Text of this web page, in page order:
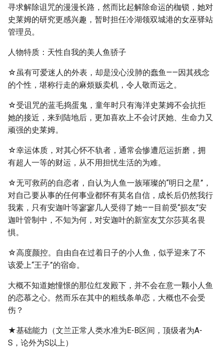
寻求解除诅咒的漫漫长路，然而比起解除命运的枷锁，她对
史莱姆的研究更感兴趣，暂时担任冷湖领双城港的女巫驿站
管理员。
人物特质：天性自我的美人鱼骄子
☆虽有可爱迷人的外表，却是没心没肺的蠢鱼——因其残念
的个性，堪称行走的麻烦贩卖机，令人敬而远之。
☆受诅咒的蓝毛捣蛋鬼，童年时只有海洋史莱姆不会抗拒
她的接近，来到陆地后，更加喜欢上不会讨厌她、生命力又
顽强的史莱姆。
☆幸运体质，对其心怀不轨者，通常会惨遭厄运折磨，拥
有超人一等的财运，从不用担忧生活的为难。
☆无可救药的自恋者，自认为人鱼一族璀璨的“明日之星”，
对自己要从事的任何事业都怀有莫名自信，成长后仍然我行
我素，只有安迦叶等寥寥几人受得了她——目前受“损友”安
迦叶管制中，不知为何，对安迦叶的新室友艾尔莎莫名畏
惧。
☆高度颜控。自由自在过着日子的小人鱼，似乎迎来了不
该爱上“王子”的宿命。
大概不知道她憧憬的那位红发殿下，并不会在意一颗小人鱼
的恋慕之心。然而乐在其中的粗线条单恋，大概也不会受
伤？
★基础能力（文兰正常人类水准为E-B区间，顶级者为A-
S，论外为S以上）